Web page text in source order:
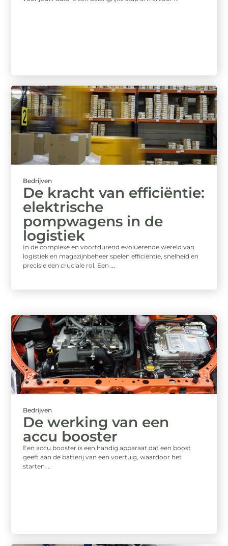
Bedrijven
De kracht van efficiëntie:
elektrische
pompwagens in de
logistiek
In de complexe en voortdurend evoluerende wereld van
logistiek en magazijnbeheer spelen efficiëntie, snelheid en
precisie een cruciale rol. Een ...
Bedrijven
De werking van een
accu booster
Een accu booster is een handig apparaat dat een boost
geeft aan de batterij van een voertuig, waardoor het
starten ...